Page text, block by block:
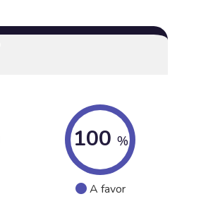
100 %
A favor